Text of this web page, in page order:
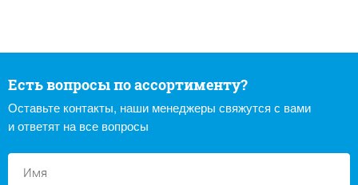
Есть вопросы по ассортименту?
Оставьте контакты, наши менеджеры свяжутся с вами
и ответят на все вопросы